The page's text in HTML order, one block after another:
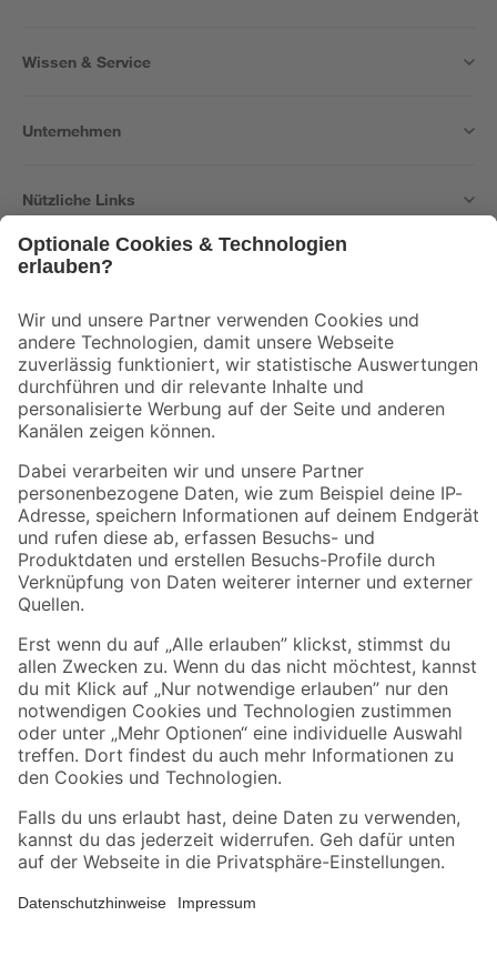
Wissen & Service
Unternehmen
Nützliche Links
Der toom Newsletter: Keine Angebote und Aktionen mehr verpassen!
Zur Newsletter Anmeldung
Folge uns
Zahlungsarten Versandarten
Sicher einkaufen
Jetzt die toom-App herunterladen
Alle Preisangaben in EUR inkl. gesetzl. MwSt.. Die dargestellten Angebote sind unter
Umständen nicht in allen Märkten verfügbar. Die angegebenen Verfügbarkeiten beziehen
Produkte nur solange der Vorrat reicht.
*Paketversand ab 59 € versandkostenfrei, gilt nicht für Artikel mit Speditionsversand, hier